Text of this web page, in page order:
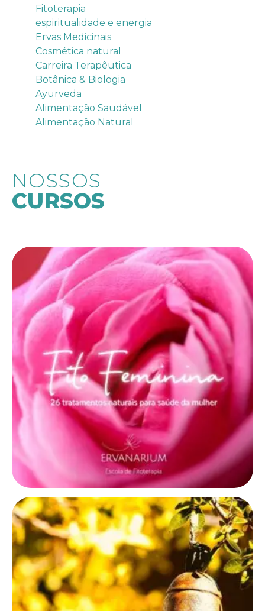
Fitoterapia
espiritualidade e energia
Ervas Medicinais
Cosmética natural
Carreira Terapêutica
Botânica & Biologia
Ayurveda
Alimentação Saudável
Alimentação Natural
NOSSOS
CURSOS